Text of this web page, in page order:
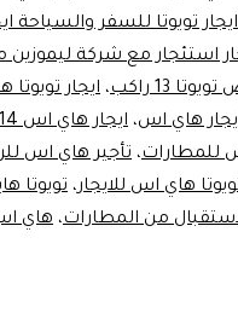
ايجار تويوتا للسفر والسياحة
استئجار مع شركة
13 راكب ، ايجار
هاي اس، ايجار هاي اس 14 راكب
للمطارات، تأجير هاي اس
هاي اس للايجار، تويوتا
من المطارات، هاي